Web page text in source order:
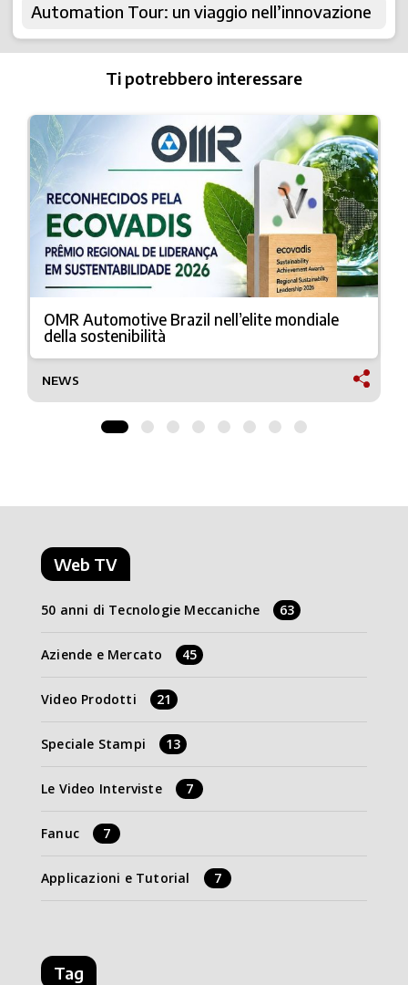
Automation Tour: un viaggio nell’innovazione
Ti potrebbero interessare
OMR Automotive Brazil nell’elite mondiale
della sostenibilità
NEWS
Web TV
50 anni di Tecnologie Meccaniche 63
Aziende e Mercato 45
Video Prodotti 21
Speciale Stampi 13
Le Video Interviste 7
Fanuc 7
Applicazioni e Tutorial 7
Tag